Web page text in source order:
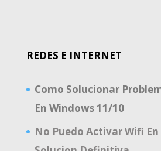
REDES E INTERNET
Como Solucionar
En Windows 11/10
No Puedo Activar Wifi